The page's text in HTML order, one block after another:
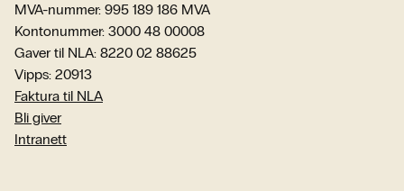
MVA-nummer: 995 189 186 MVA
Kontonummer: 3000 48 00008
Gaver til NLA: 8220 02 88625
Vipps: 20913
Faktura til NLA
Bli giver
Intranett